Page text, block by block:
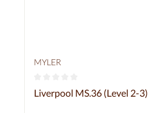
MYLER
Durchschnittliche Bewertung
Liverpool MS.36 (Level 2-3)